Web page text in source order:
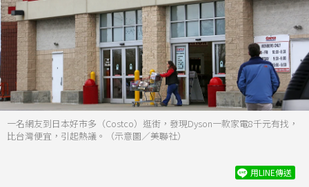
一名網友到日本好市多（Costco）逛街，發現Dyson一款家電8千元有找，
比台灣便宜，引起熱議。（示意圖／美聯社）
用LINE傳送